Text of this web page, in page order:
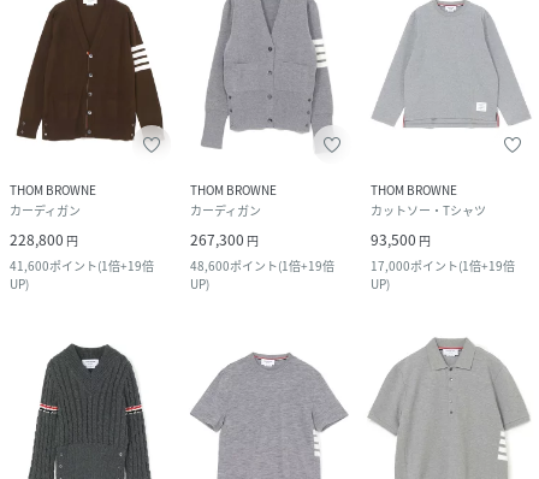
THOM BROWNE
カーディガン
228,800 円
41,600ポイント(1倍+19倍
UP)
THOM BROWNE
カーディガン
267,300 円
48,600ポイント(1倍+19倍
UP)
THOM BROWNE
カットソー・Tシャツ
93,500 円
17,000ポイント(1倍+19倍
UP)